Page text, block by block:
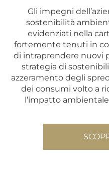
Gli impegni
sostenibilità
evidenziati nella
fortemente tenuti in
di intraprendere nuovi
strategia di
azzeramento degli
dei consumi volto a
l’impatto